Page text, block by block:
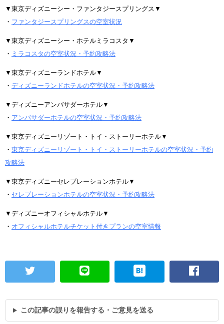
▼東京ディズニーシー・ファンタジースプリングス▼
・ ファンタジースプリングスの空室状況
▼東京ディズニーシー・ホテルミラコスタ▼
・ ミラコスタの空室状況・予約攻略法
▼東京ディズニーランドホテル▼
・ ディズニーランドホテルの空室状況・予約攻略法
▼ディズニーアンバサダーホテル▼
・ アンバサダーホテルの空室状況・予約攻略法
▼東京ディズニーリゾート・トイ・ストーリーホテル▼
・ 東京ディズニーリゾート・トイ・ストーリーホテルの空室状況・予約
攻略法
▼東京ディズニーセレブレーションホテル▼
・ セレブレーションホテルの空室状況・予約攻略法
▼ディズニーオフィシャルホテル▼
・ オフィシャルホテルチケット付きプランの空室情報
この記事の誤りを報告する・ご意見を送る